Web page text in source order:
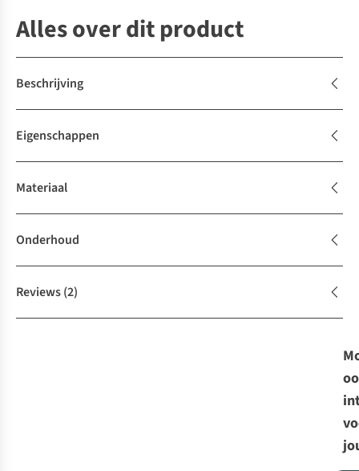
Alles over dit product
Beschrijving
Eigenschappen
Materiaal
Onderhoud
Reviews(2)